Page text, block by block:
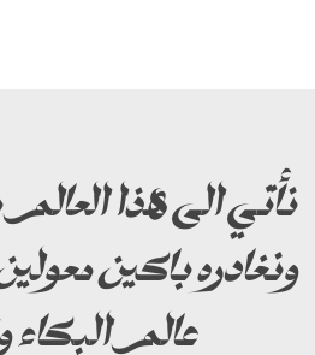
نأتي الى هذا
ونغادره باكين
عالم البكاء